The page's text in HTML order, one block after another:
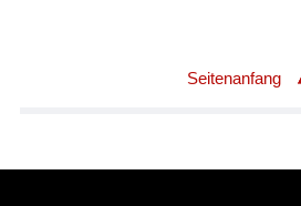
Seitenanfang